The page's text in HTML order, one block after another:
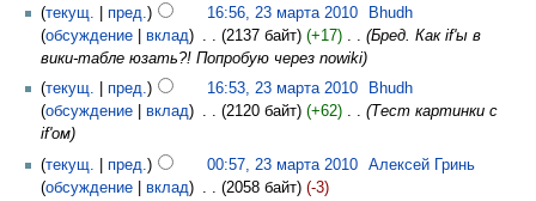
текущ.
пред. 16:56, 23 марта 2010
Bhudh
обсуждение
вклад 2137 байт +17 ‎
Бред. Как if'ы в
вики-табле юзать?! Попробую через nowiki
текущ.
пред. 16:53, 23 марта 2010
Bhudh
обсуждение
вклад 2120 байт +62 ‎
Тест картинки с
if'ом
текущ.
пред. 00:57, 23 марта 2010
Алексей Гринь
обсуждение
вклад 2058 байт
-3